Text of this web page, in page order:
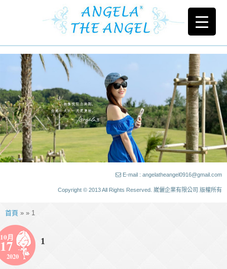
E-mail : angelatheangel0916@gmail.com
Copyright © 2013 All Rights Reserved. 崴儷企業有限公司 版權所有
首頁 » » 1
10月
17
2020
1